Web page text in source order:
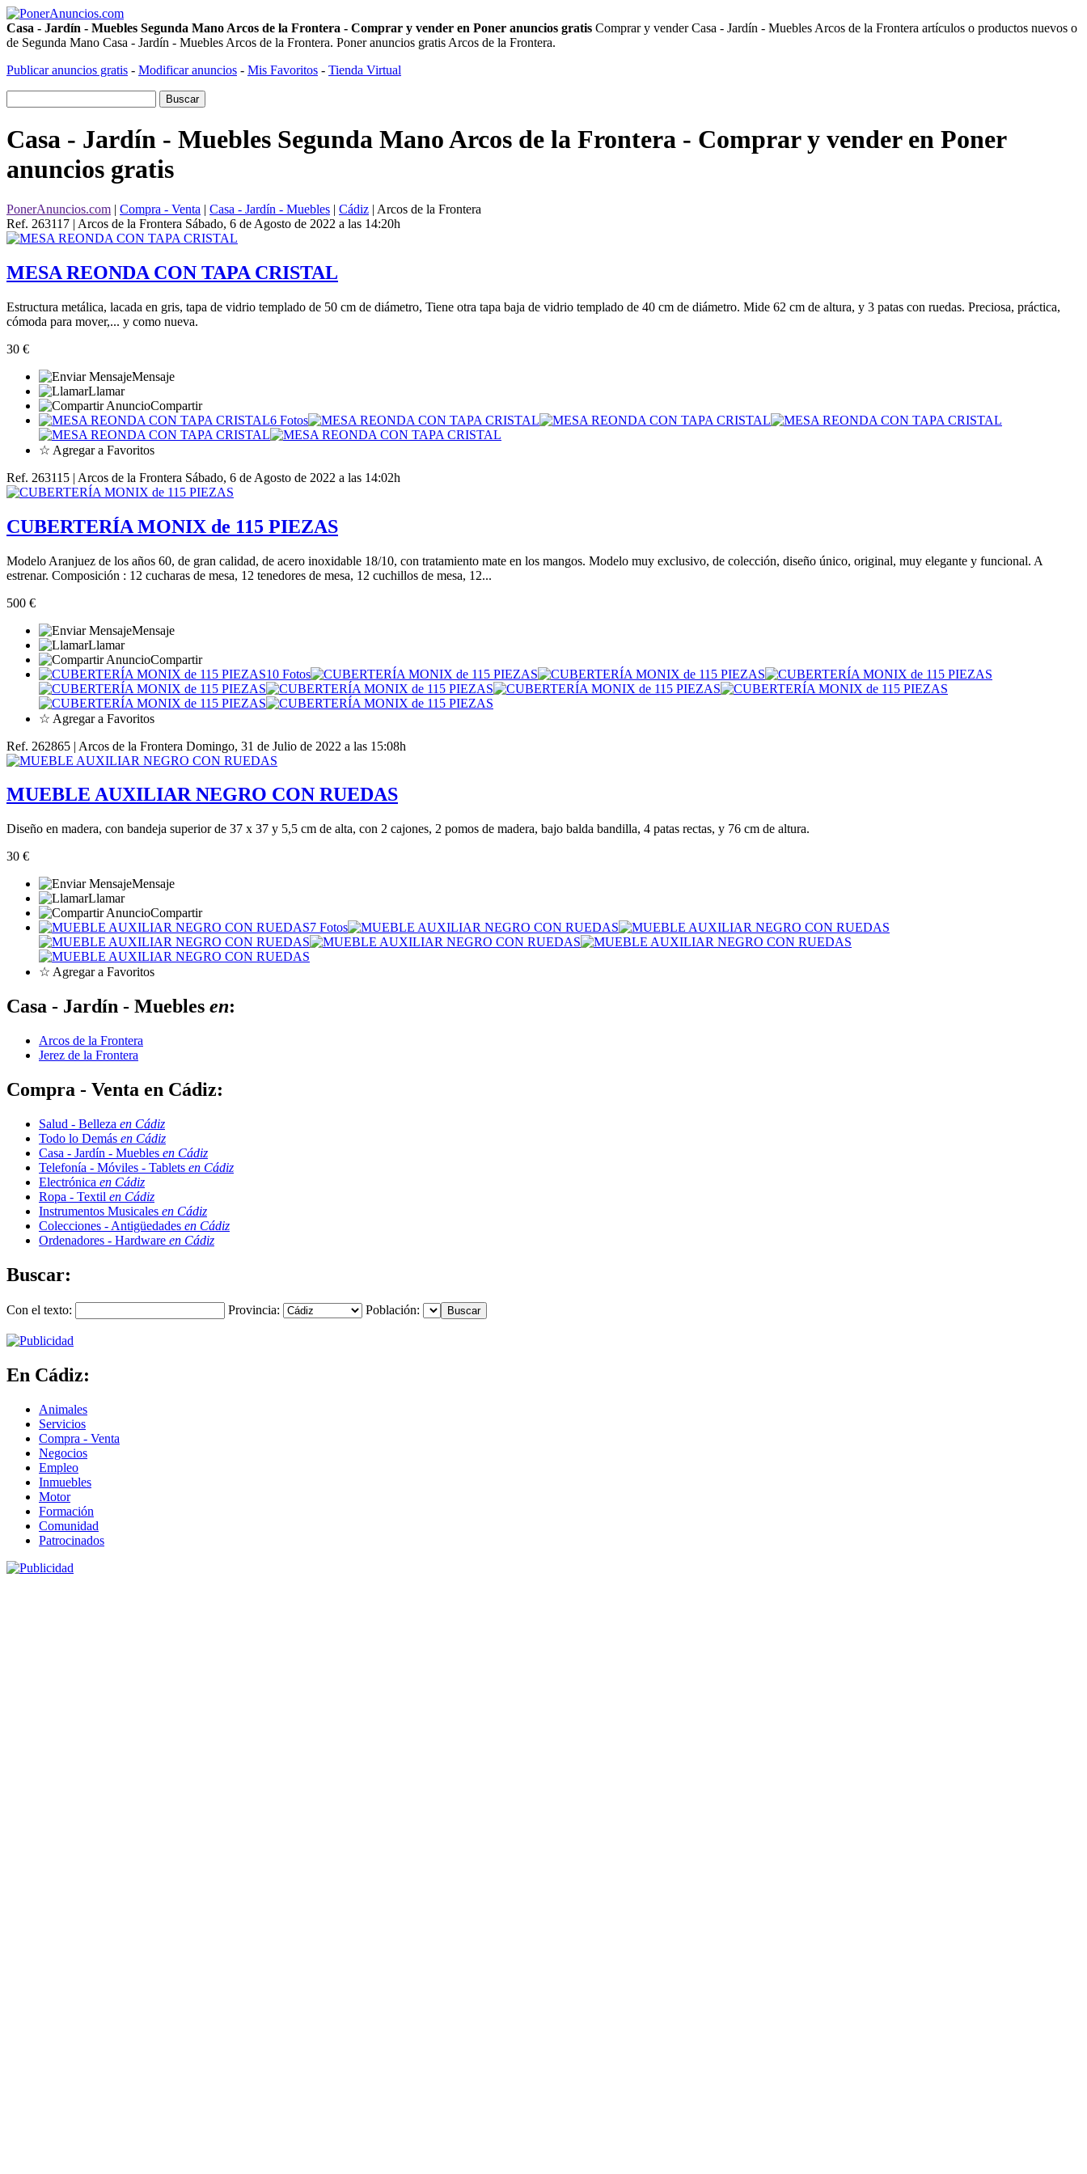
Casa - Jardín - Muebles Segunda Mano Arcos de la Frontera - Comprar y vender en Poner anuncios gratis Comprar y vender Casa - Jardín - Muebles Arcos de la Frontera artículos o productos nuevos o
de Segunda Mano Casa - Jardín - Muebles Arcos de la Frontera. Poner anuncios gratis Arcos de la Frontera.
Publicar anuncios gratis - Modificar anuncios - Mis Favoritos - Tienda Virtual
Casa - Jardín - Muebles Segunda Mano Arcos de la Frontera - Comprar y vender en Poner
anuncios gratis
PonerAnuncios.com | Compra - Venta | Casa - Jardín - Muebles | Cádiz | Arcos de la Frontera
Ref. 263117 | Arcos de la Frontera Sábado, 6 de Agosto de 2022 a las 14:20h
MESA REONDA CON TAPA CRISTAL
Estructura metálica, lacada en gris, tapa de vidrio templado de 50 cm de diámetro, Tiene otra tapa baja de vidrio templado de 40 cm de diámetro. Mide 62 cm de altura, y 3 patas con ruedas. Preciosa, práctica,
cómoda para mover,... y como nueva.
30 €
Mensaje
Llamar
Compartir
6 Fotos
☆ Agregar a Favoritos
Ref. 263115 | Arcos de la Frontera Sábado, 6 de Agosto de 2022 a las 14:02h
CUBERTERÍA MONIX de 115 PIEZAS
Modelo Aranjuez de los años 60, de gran calidad, de acero inoxidable 18/10, con tratamiento mate en los mangos. Modelo muy exclusivo, de colección, diseño único, original, muy elegante y funcional. A
estrenar. Composición : 12 cucharas de mesa, 12 tenedores de mesa, 12 cuchillos de mesa, 12...
500 €
Mensaje
Llamar
Compartir
10 Fotos
☆ Agregar a Favoritos
Ref. 262865 | Arcos de la Frontera Domingo, 31 de Julio de 2022 a las 15:08h
MUEBLE AUXILIAR NEGRO CON RUEDAS
Diseño en madera, con bandeja superior de 37 x 37 y 5,5 cm de alta, con 2 cajones, 2 pomos de madera, bajo balda bandilla, 4 patas rectas, y 76 cm de altura.
30 €
Mensaje
Llamar
Compartir
7 Fotos
☆ Agregar a Favoritos
Casa - Jardín - Muebles en:
Arcos de la Frontera
Jerez de la Frontera
Compra - Venta en Cádiz:
Salud - Belleza en Cádiz
Todo lo Demás en Cádiz
Casa - Jardín - Muebles en Cádiz
Telefonía - Móviles - Tablets en Cádiz
Electrónica en Cádiz
Ropa - Textil en Cádiz
Instrumentos Musicales en Cádiz
Colecciones - Antigüedades en Cádiz
Ordenadores - Hardware en Cádiz
Buscar:
Con el texto: Provincia: Población:
En Cádiz:
Animales
Servicios
Compra - Venta
Negocios
Empleo
Inmuebles
Motor
Formación
Comunidad
Patrocinados